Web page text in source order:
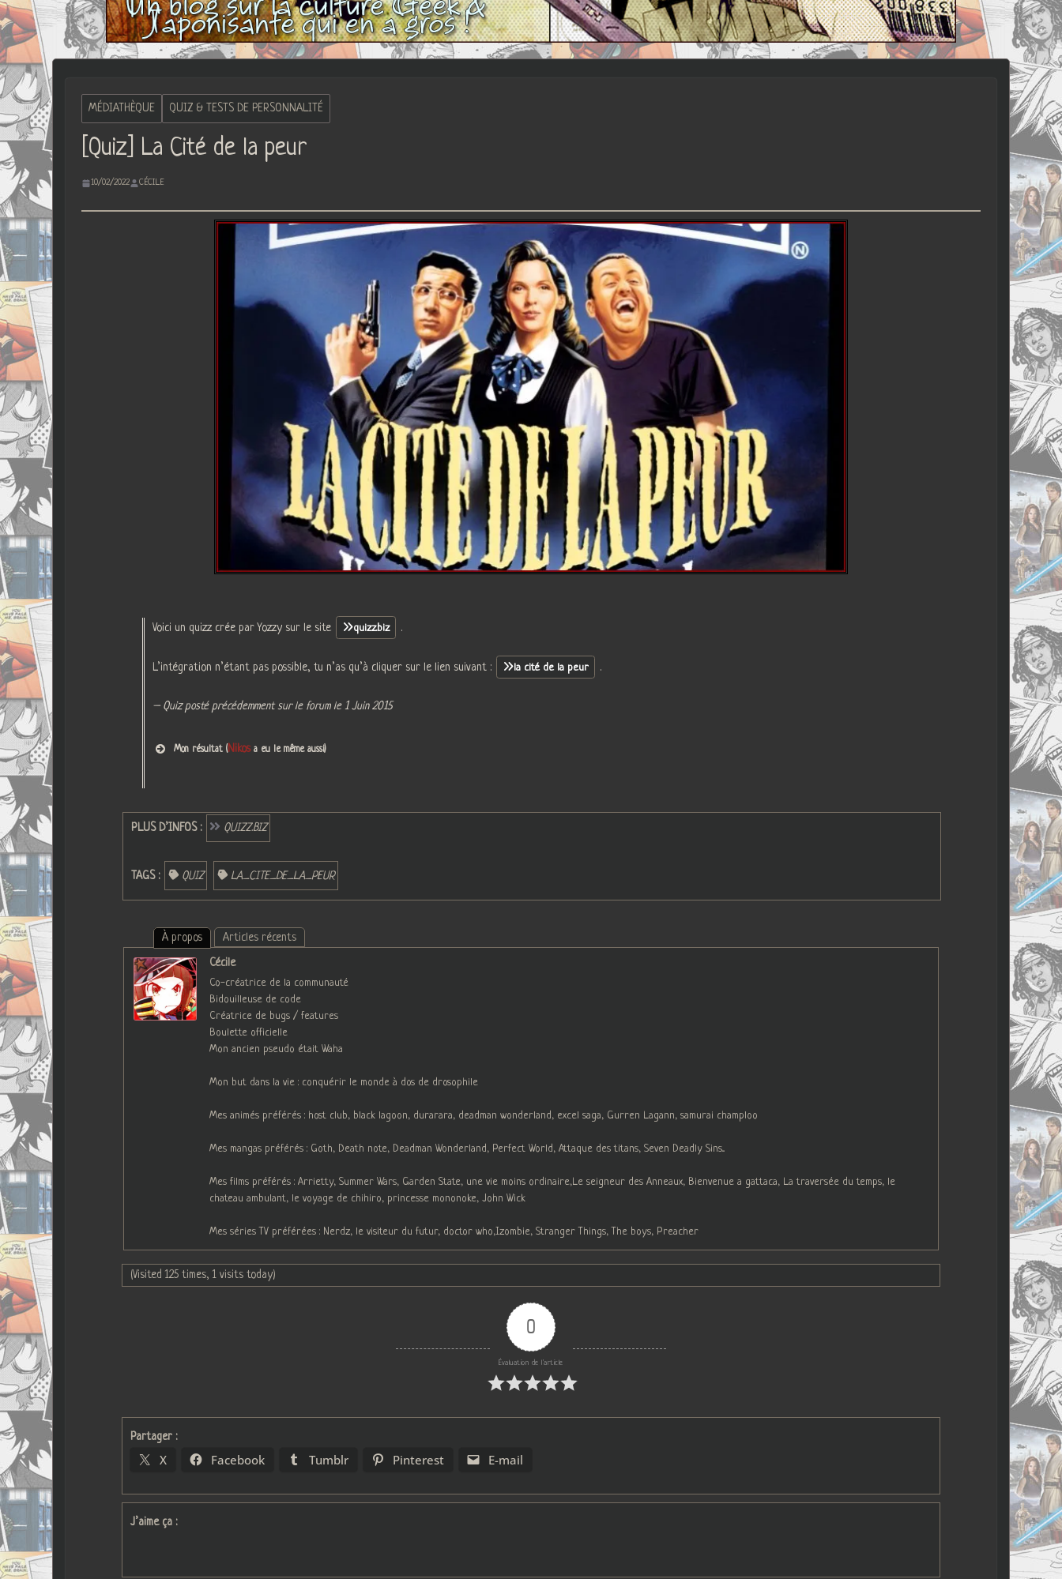
MÉDIATHÈQUE QUIZ & TESTS DE PERSONNALITÉ
[Quiz] La Cité de la peur
10/02/2022 CÉCILE
Voici un quizz crée par Yozzy sur le site quizz.biz .
L’intégration n’étant pas possible, tu n’as qu’à cliquer sur le lien suivant : la cité de la peur .
– Quiz posté précédemment sur le forum le 1 Juin 2015
Mon résultat (Nikosa eu le même aussi)
PLUS D’INFOS : QUIZZ.BIZ
TAGS : QUIZ LA_CITE_DE_LA_PEUR
À propos
Articles récents
Cécile
Co-créatrice de la communauté
Bidouilleuse de code
Créatrice de bugs / features
Boulette officielle
Mon ancien pseudo était Waha
Mon but dans la vie : conquérir le monde à dos de drosophile
Mes animés préférés : host club, black lagoon, durarara, deadman wonderland, excel saga, Gurren Lagann, samurai champloo
Mes mangas préférés : Goth, Death note, Deadman Wonderland, Perfect World, Attaque des titans, Seven Deadly Sins...
Mes films préférés : Arrietty, Summer Wars, Garden State, une vie moins ordinaire,Le seigneur des Anneaux, Bienvenue a gattaca, La traversée du temps, le
chateau ambulant, le voyage de chihiro, princesse mononoke, John Wick
Mes séries TV préférées : Nerdz, le visiteur du futur, doctor who,Izombie, Stranger Things, The boys, Preacher
(Visited 125 times, 1 visits today)
0
Évaluation de l'article
Partager :
X Facebook Tumblr Pinterest E-mail
J’aime ça :